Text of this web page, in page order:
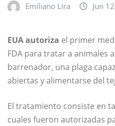
Emiliano Lira Jun
EUA autoriza el primer
FDA para tratar a animales
barrenador, una plaga
abiertas y alimentarse del
El tratamiento consiste en
cuales fueron autorizadas